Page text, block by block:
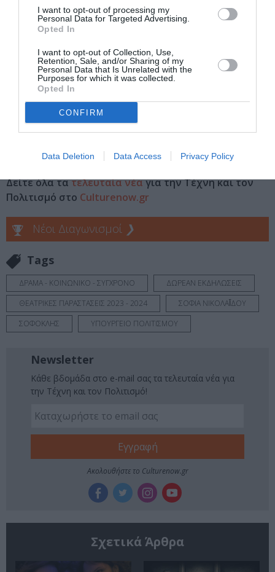
I want to opt-out of processing my
Personal Data for Targeted Advertising.
Opted In
I want to opt-out of Collection, Use,
Retention, Sale, and/or Sharing of my
Personal Data that Is Unrelated with the
Purposes for which it was collected.
Opted In
CONFIRM
Data Deletion Data Access Privacy Policy
Αρχαιολογικό Μουσείο Αιανής, Κοζάνη
Eισιτήρια:
Δωρεάν. H προκράτηση θέσης είναι υποχρεωτική.
Πληροφορίες / Κρατήσεις:
allofgreeceoneculture.gr
μάθετε πρώτοι όλες τις ειδήσεις
Δείτε όλα τατελευταία νέαγια την Τέχνη και τον
Πολιτισμό στο Culturenow.gr
Νέοι Διαγωνισμοί ❯
Tags
ΔΡΑΜΑ - ΚΟΙΝΩΝΙΚΟ - ΣΥΓΧΡΟΝΟ
ΔΩΡΕΑΝ ΕΚΔΗΛΩΣΕΙΣ
ΘΕΑΤΡΙΚΕΣ ΠΑΡΑΣΤΑΣΕΙΣ 2023 - 2024
ΣΟΦΙΑ ΝΙΚΟΛΑΪ́ΔΟΥ
ΣΟΦΟΚΛΗΣ
ΥΠΟΥΡΓΕΙΟ ΠΟΛΙΤΙΣΜΟΥ
Newsletter
Κάθε βδομάδα στο e-mail σας τα τελευταία νέα για
την Τέχνη και τον Πολιτισμό!
Ακολουθήστε το Culturenow.gr
Σχετικά Άρθρα